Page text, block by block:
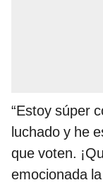
“Estoy súper
luchado y he
que voten.
emocionada